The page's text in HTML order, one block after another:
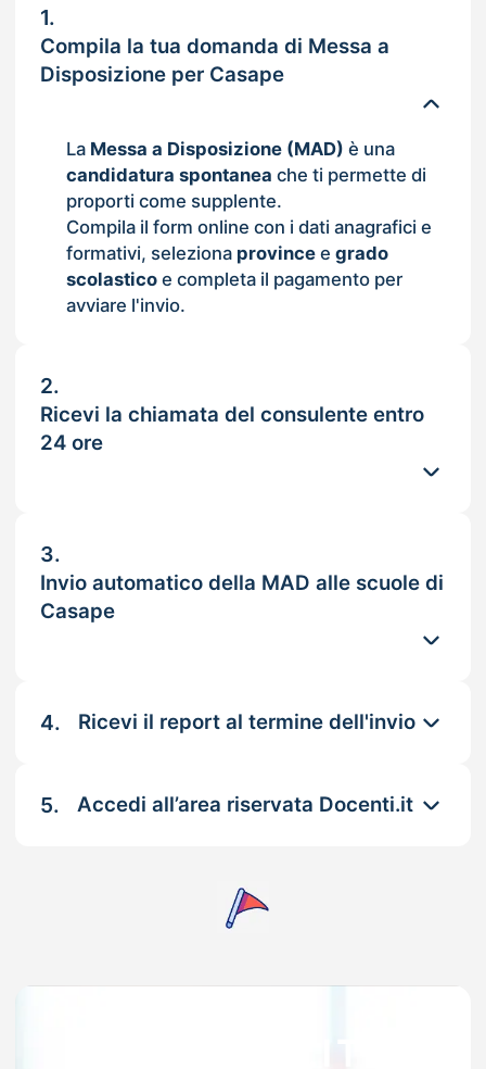
1.
Compila la tua domanda di Messa a
Disposizione per Casape
La Messa a Disposizione (MAD) è una
candidatura spontanea che ti permette di
proporti come supplente.
Compila il form online con i dati anagrafici e
formativi, seleziona provincee grado
scolasticoe completa il pagamento per
avviare l'invio.
2.
Ricevi la chiamata del consulente entro
24 ore
3.
Invio automatico della MAD alle scuole di
Casape
4. Ricevi il report al termine dell'invio
5. Accedi all’area riservata Docenti.it